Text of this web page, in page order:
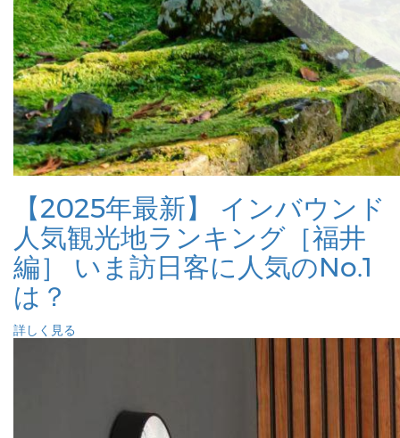
【2025年最新】 インバウンド
人気観光地ランキング［福井
編］ いま訪日客に人気のNo.1
は？
詳しく見る